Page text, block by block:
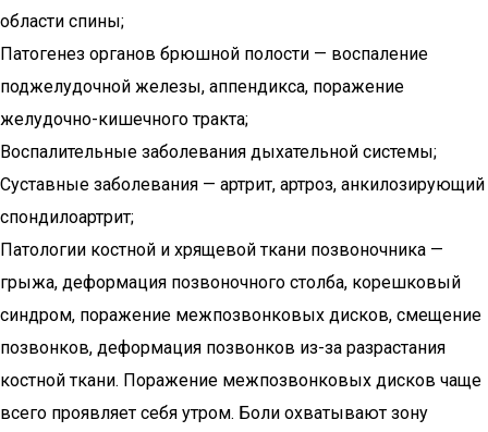
области спины;
Патогенез органов брюшной полости — воспаление
поджелудочной железы, аппендикса, поражение
желудочно-кишечного тракта;
Воспалительные заболевания дыхательной системы;
Суставные заболевания — артрит, артроз, анкилозирующий
спондилоартрит;
Патологии костной и хрящевой ткани позвоночника —
грыжа, деформация позвоночного столба, корешковый
синдром, поражение межпозвонковых дисков, смещение
позвонков, деформация позвонков из-за разрастания
костной ткани. Поражение межпозвонковых дисков чаще
всего проявляет себя утром. Боли охватывают зону